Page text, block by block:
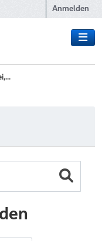
Anmelden